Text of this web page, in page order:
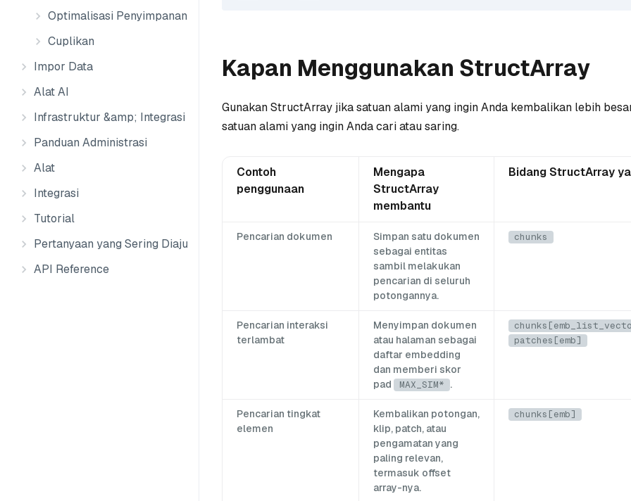
Optimalisasi Penyimpanan
Cuplikan
Impor Data
Alat AI
Infrastruktur &amp; Integrasi Data
Panduan Administrasi
Alat
Integrasi
Tutorial
Pertanyaan yang Sering Diajukan
API Reference
Kapan Menggunakan StructArray
Gunakan StructArray jika satuan alami yang ingin Anda kembalikan lebih
satuan alami yang ingin Anda cari atau saring.
Contoh
penggunaan
Mengapa
StructArray
membantu
Bidang StructArray
Pencarian dokumen
Simpan satu dokumen
sebagai entitas
sambil melakukan
pencarian di seluruh
potongannya.
chunks
Pencarian interaksi
terlambat
Menyimpan dokumen
atau halaman sebagai
daftar embedding
dan memberi skor
pad
MAX_SIM* .
patches[emb]
Pencarian tingkat
elemen
Kembalikan potongan,
klip, patch, atau
pengamatan yang
paling relevan,
termasuk offset
array-nya.
chunks[emb]